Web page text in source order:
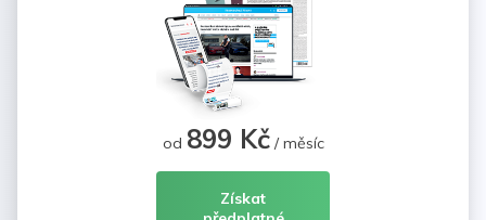
od 899 Kč/ měsíc
Získat